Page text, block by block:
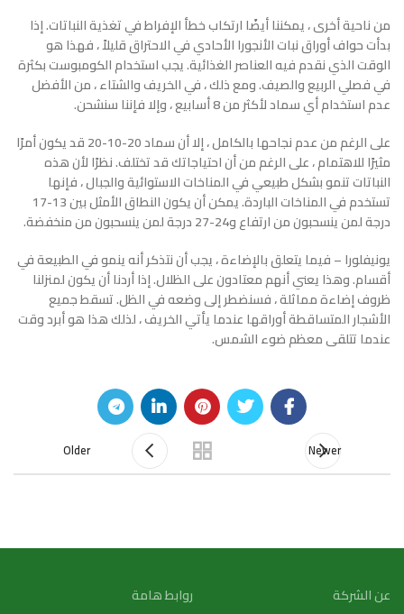
من ناحية أخرى ، يمكننا أيضًا ارتكاب خطأ الإفراط في تغذية النباتات. إذا
بدأت حواف أوراق نبات الأنجورا الأحادي في الاحتراق قليلاً ، فهذا هو
الوقت الذي نقدم فيه العناصر الغذائية. يجب استخدام الكومبوست بكثرة
في فصلي الربيع والصيف. ومع ذلك ، في الخريف والشتاء ، من الأفضل
عدم استخدام أي سماد لأكثر من 8 أسابيع ، وإلا فإننا سنشحن.
على الرغم من عدم نجاحها بالكامل ، إلا أن سماد 20-10-20 قد يكون أمرًا
مثيرًا للاهتمام ، على الرغم من أن احتياجاتك قد تختلف. نظرًا لأن هذه
النباتات تنمو بشكل طبيعي في المناخات الاستوائية والجبال ، فإنها
تستخدم في المناخات الباردة. يمكن أن يكون النطاق الأمثل بين 13-17
درجة لمن ينسحبون من ارتفاع و24-27 درجة لمن ينسحبون من منخفضة.
يونيفلورا – فيما يتعلق بالإضاءة ، يجب أن نتذكر أنه ينمو في الطبيعة في
أقسام. وهذا يعني أنهم معتادون على الظلال. إذا أردنا أن يكون لمنزلنا
ظروف إضاءة مماثلة ، فسنضطر إلى وضعه في الظل. تسقط جميع
الأشجار المتساقطة أوراقها عندما يأتي الخريف ، لذلك هذا هو أبرد وقت
عندما تتلقى معظم ضوء الشمس.
Newer
Older
عن الشركة
روابط هامة